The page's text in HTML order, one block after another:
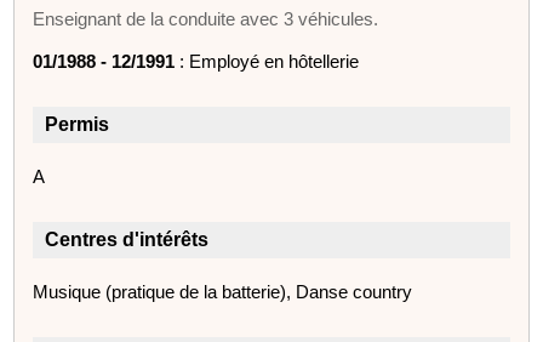
Enseignant de la conduite avec 3 véhicules.
01/1988 - 12/1991 : Employé en hôtellerie
Permis
A
Centres d'intérêts
Musique (pratique de la batterie), Danse country